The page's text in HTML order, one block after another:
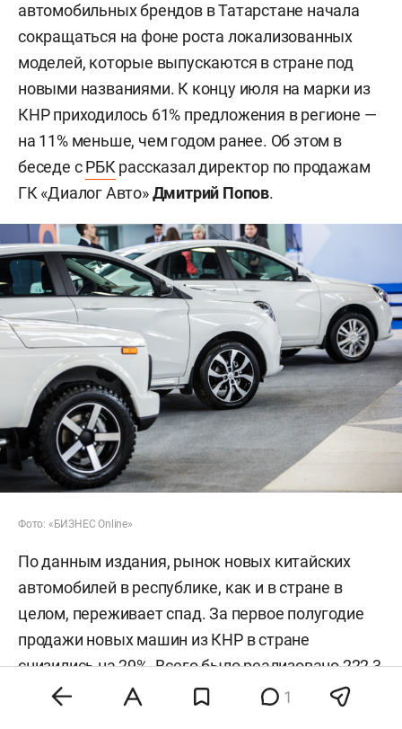
автомобильных брендов в Татарстане начала
сокращаться на фоне роста локализованных
моделей, которые выпускаются в стране под
новыми названиями. К концу июля на марки из
КНР приходилось 61% предложения в регионе —
на 11% меньше, чем годом ранее. Об этом в
беседе сРБКрассказал директор по продажам
ГК «Диалог Авто»Дмитрий Попов.
Фото: «БИЗНЕС Online»
По данным издания, рынок новых китайских
автомобилей в республике, как и в стране в
целом, переживает спад. За первое полугодие
продажи новых машин из КНР в стране
снизились на 29%. Всего было реализовано 222,3
тыс. автомобилей, однако их доля в общем
1